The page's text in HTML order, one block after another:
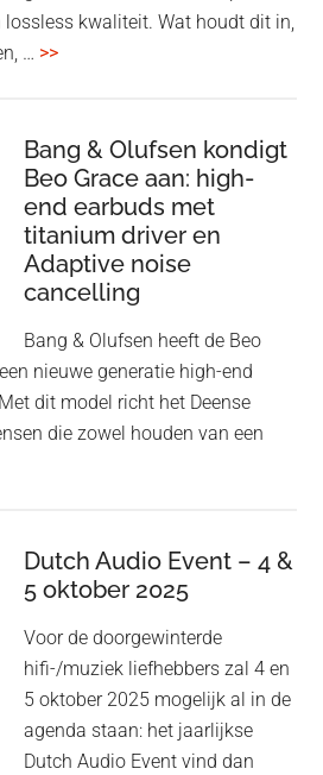
lossless kwaliteit. Wat houdt dit in,
… >>overSpotify
nu
ook
in
‘lossless’
kwaliteit
Bang & Olufsen kondigt
Beo Grace aan: high-
end earbuds met
titanium driver en
Adaptive noise
cancelling
Bang & Olufsen heeft de Beo
nieuwe generatie high-end
dit model richt het Deense
die zowel houden van een
Dutch Audio Event – 4 &
5 oktober 2025
Voor de doorgewinterde
hifi-/muziek liefhebbers zal 4 en
5 oktober 2025 mogelijk al in de
agenda staan: het jaarlijkse
Dutch Audio Event vind dan